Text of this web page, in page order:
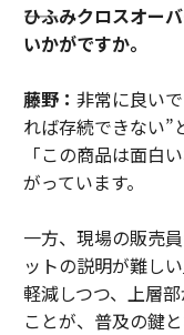
――ひふみクロスオ
いかがですか。
藤野： 非常に良い
れば存続できない”
「この商品は面白
がっています。
一方、現場の販売
ットの説明が難し
軽減しつつ、上層
ことが、普及の鍵と